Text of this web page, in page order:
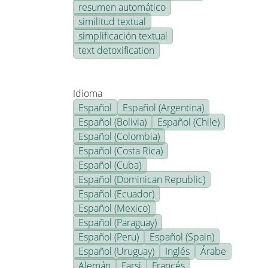
resumen automático
similitud textual
simplificación textual
text detoxification
Idioma
Español
Español (Argentina)
Español (Bolivia)
Español (Chile)
Español (Colombia)
Español (Costa Rica)
Español (Cuba)
Español (Dominican Republic)
Español (Ecuador)
Español (Mexico)
Español (Paraguay)
Español (Peru)
Español (Spain)
Español (Uruguay)
Inglés
Árabe